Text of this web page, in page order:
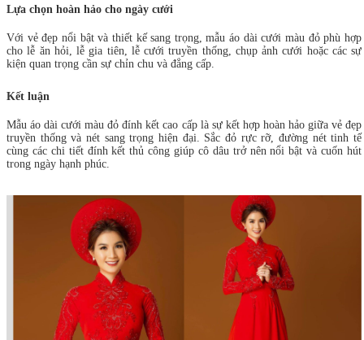
Lựa chọn hoàn hảo cho ngày cưới
Với vẻ đẹp nổi bật và thiết kế sang trọng, mẫu áo dài cưới màu đỏ phù hợp
cho lễ ăn hỏi, lễ gia tiên, lễ cưới truyền thống, chụp ảnh cưới hoặc các sự
kiện quan trọng cần sự chỉn chu và đẳng cấp.
Kết luận
Mẫu áo dài cưới màu đỏ đính kết cao cấp là sự kết hợp hoàn hảo giữa vẻ đẹp
truyền thống và nét sang trọng hiện đại. Sắc đỏ rực rỡ, đường nét tinh tế
cùng các chi tiết đính kết thủ công giúp cô dâu trở nên nổi bật và cuốn hút
trong ngày hạnh phúc.